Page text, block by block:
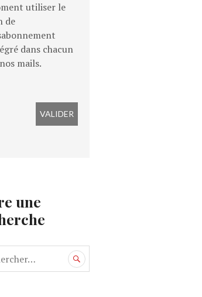
utiliser le
de
dans chacun
mails.
une